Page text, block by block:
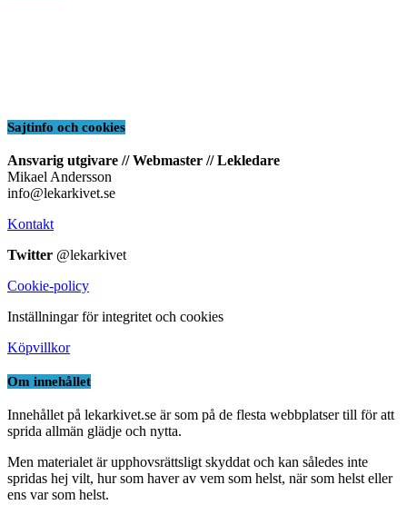
Sajtinfo och cookies
Ansvarig utgivare // Webmaster // Lekledare
Mikael Andersson
info@lekarkivet.se
Kontakt
Twitter @lekarkivet
Cookie-policy
Inställningar för integritet och cookies
Köpvillkor
Om innehållet
Innehållet på lekarkivet.se är som på de flesta webbplatser till för att
sprida allmän glädje och nytta.
Men materialet är upphovsrättsligt skyddat och kan således inte
spridas hej vilt, hur som haver av vem som helst, när som helst eller
ens var som helst.